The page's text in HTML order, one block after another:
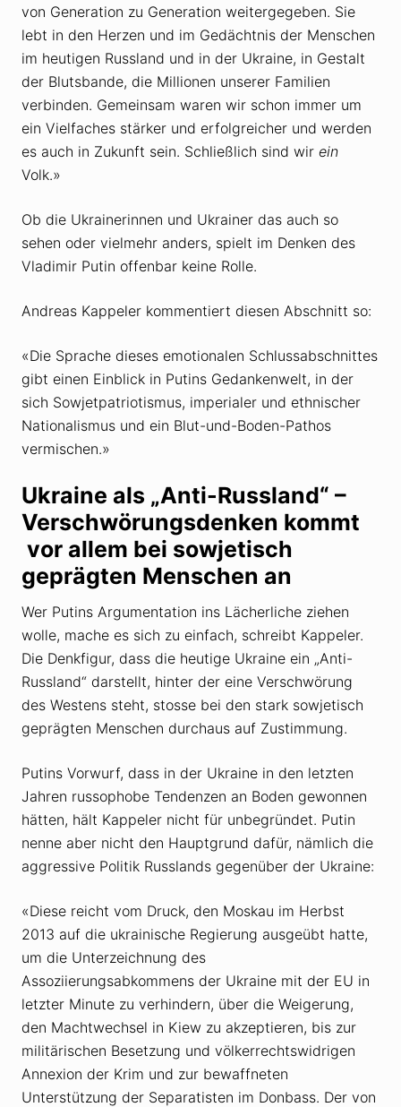
von Generation zu Generation weitergegeben. Sie
lebt in den Herzen und im Gedächtnis der Menschen
im heutigen Russland und in der Ukraine, in Gestalt
der Blutsbande, die Millionen unserer Familien
verbinden. Gemeinsam waren wir schon immer um
ein Vielfaches stärker und erfolgreicher und werden
es auch in Zukunft sein. Schließlich sind wir ein
Volk.»
Ob die Ukrainerinnen und Ukrainer das auch so
sehen oder vielmehr anders, spielt im Denken des
Vladimir Putin offenbar keine Rolle.
Andreas Kappeler kommentiert diesen Abschnitt so:
«Die Sprache dieses emotionalen Schlussabschnittes
gibt einen Einblick in Putins Gedankenwelt, in der
sich Sowjetpatriotismus, imperialer und ethnischer
Nationalismus und ein Blut-und-Boden-Pathos
vermischen.»
Ukraine als „Anti-Russland“ –
Verschwörungsdenken kommt
vor allem bei sowjetisch
geprägten Menschen an
Wer Putins Argumentation ins Lächerliche ziehen
wolle, mache es sich zu einfach, schreibt Kappeler.
Die Denkfigur, dass die heutige Ukraine ein „Anti-
Russland“ darstellt, hinter der eine Verschwörung
des Westens steht, stosse bei den stark sowjetisch
geprägten Menschen durchaus auf Zustimmung.
Putins Vorwurf, dass in der Ukraine in den letzten
Jahren russophobe Tendenzen an Boden gewonnen
hätten, hält Kappeler nicht für unbegründet. Putin
nenne aber nicht den Hauptgrund dafür, nämlich die
aggressive Politik Russlands gegenüber der Ukraine:
«Diese reicht vom Druck, den Moskau im Herbst
2013 auf die ukrainische Regierung ausgeübt hatte,
um die Unterzeichnung des
Assoziierungsabkommens der Ukraine mit der EU in
letzter Minute zu verhindern, über die Weigerung,
den Machtwechsel in Kiew zu akzeptieren, bis zur
militärischen Besetzung und völkerrechtswidrigen
Annexion der Krim und zur bewaffneten
Unterstützung der Separatisten im Donbass. Der von